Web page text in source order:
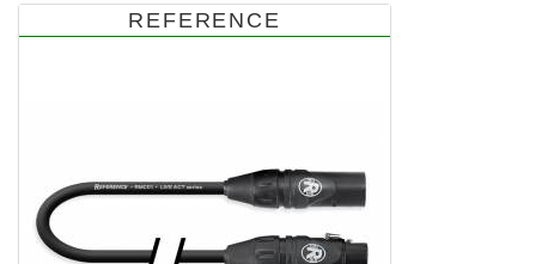
REFERENCE